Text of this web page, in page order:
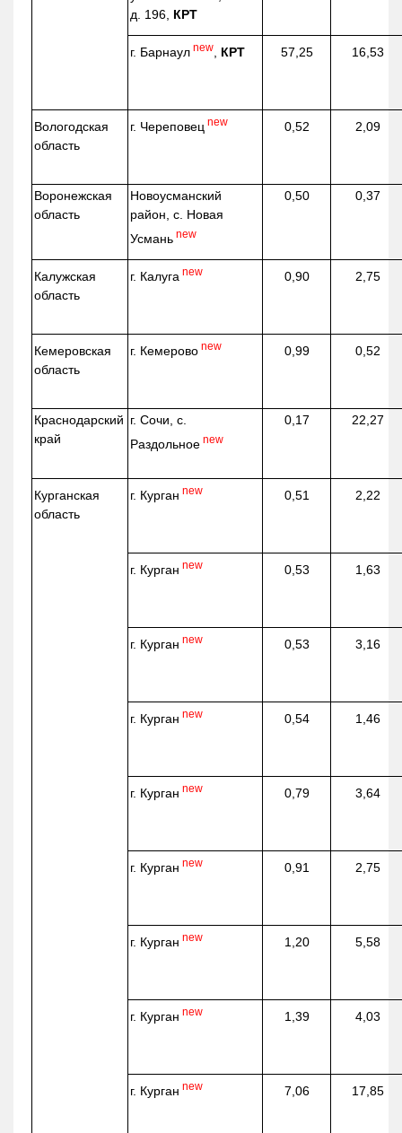
д. 196, КРТ
г. Барнаул new КРТ 57,25 16,53
Вологодская
область
г. Череповец new 0,52 2,09
Воронежская
область
Новоусманский
район, с. Новая
Усмань new
0,50 0,37
Калужская
область
г. Калуга new 0,90 2,75
Кемеровская
область
г. Кемерово new 0,99 0,52
Краснодарский
край
г. Сочи, с.
Раздольное new
0,17 22,27
Курганская
область
г. Курган new 0,51 2,22
г. Курган new 0,53 1,63
г. Курган new 0,53 3,16
г. Курган new 0,54 1,46
г. Курган new 0,79 3,64
г. Курган new 0,91 2,75
г. Курган new 1,20 5,58
г. Курган new 1,39 4,03
г. Курган new 7,06 17,85